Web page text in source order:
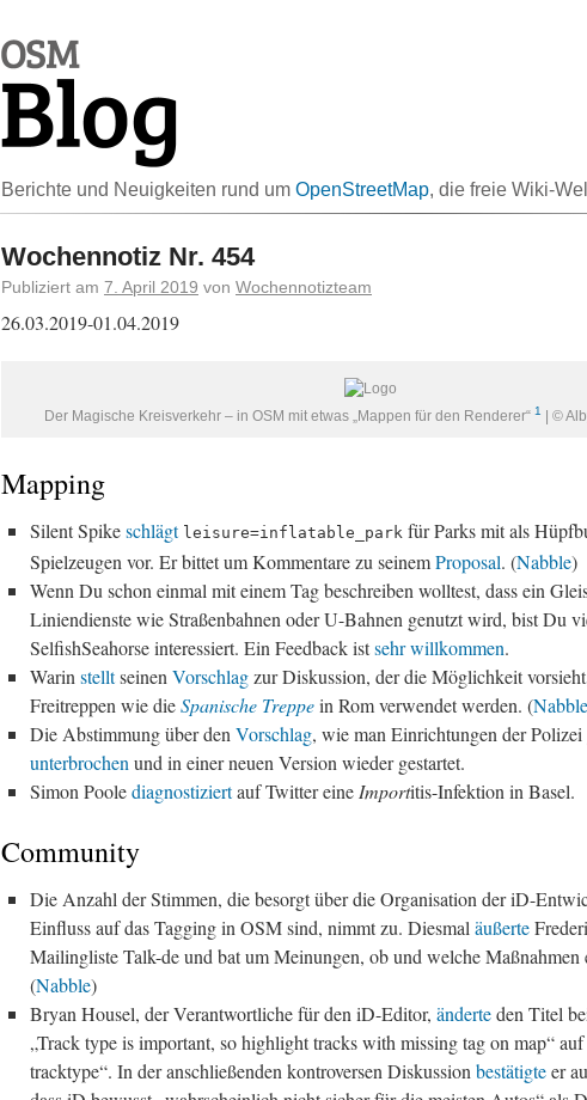
Berichte und Neuigkeiten rund um OpenStreetMap, ​die freie Wiki-
Wochennotiz Nr. 454
Publiziert am 7. April 2019 von Wochennotizteam
26.03.2019-01.04.2019
Der Magische Kreisverkehr – in OSM mit etwas „Mappen für den Renderer“ 1 | ©
Mapping
Silent Spikeschlägt leisure=inflatable_park für Parks mit als
Spielzeugen vor. Er bittet um Kommentare zu seinemProposal. (Nabble)
Wenn Du schon einmal mit einem Tag beschreiben wolltest, dass ein
Liniendienste wie Straßenbahnen oder U-Bahnen genutzt wird, bist Du
SelfishSeahorse interessiert. Ein Feedback istsehr willkommen.
Warin stelltseinen Vorschlagzur Diskussion, der die Möglichkeit
Freitreppen wie dieSpanische Treppein Rom verwendet werden. (Nabble
Die Abstimmung über den Vorschlag, wie man Einrichtungen der Polizei
unterbrochen und in einer neuen Version wieder gestartet.
Simon Poolediagnostiziertauf Twitter eine Importitis-Infektion in Basel.
Community
Die Anzahl der Stimmen, die besorgt über die Organisation der iD-
Einfluss auf das Tagging in OSM sind, nimmt zu. Diesmal äußerte
Mailingliste Talk-de und bat um Meinungen, ob und welche
(Nabble)
Bryan Housel, der Verantwortliche für den iD-Editor, änderteden Titel
„Track type is important, so highlight tracks with missing tag on map“
tracktype“. In der anschließenden kontroversen Diskussion bestätigteer